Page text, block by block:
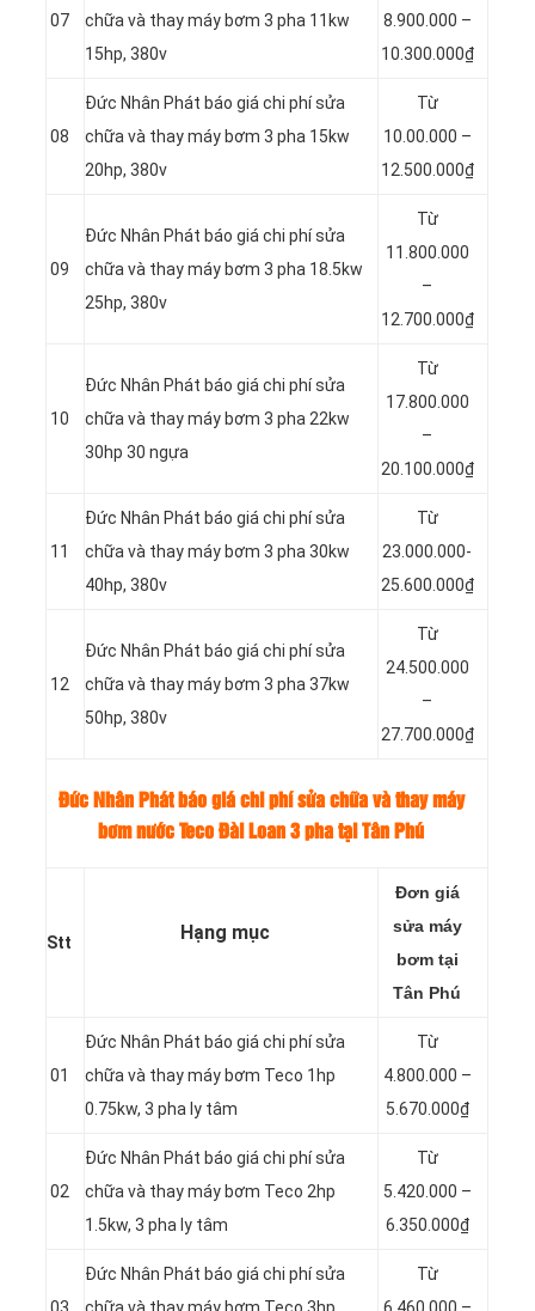
07
chữa và thay máy bơm 3 pha 11kw
15hp, 380v
8.900.000 –
10.300.000₫
08
Đức Nhân Phát báo giá chi phí sửa
chữa và thay máy bơm 3 pha 15kw
20hp, 380v
Từ
10.00.000 –
12.500.000₫
09
Đức Nhân Phát báo giá chi phí sửa
chữa và thay máy bơm 3 pha 18.5kw
25hp, 380v
Từ
11.800.000
–
12.700.000₫
10
Đức Nhân Phát báo giá chi phí sửa
chữa và thay máy bơm 3 pha 22kw
30hp 30 ngựa
Từ
17.800.000
–
20.100.000₫
11
Đức Nhân Phát báo giá chi phí sửa
chữa và thay máy bơm 3 pha 30kw
40hp, 380v
Từ
23.000.000-
25.600.000₫
12
Đức Nhân Phát báo giá chi phí sửa
chữa và thay máy bơm 3 pha 37kw
50hp, 380v
Từ
24.500.000
–
27.700.000₫
Đức Nhân Phát báo giá chi phí sửa chữa và thay máy
bơm nước Teco Đài Loan 3 pha tại Tân Phú
Stt Hạng mục
Đơn giá
sửa máy
bơm tại
Tân Phú
01
Đức Nhân Phát báo giá chi phí sửa
chữa và thay máy bơm Teco 1hp
0.75kw, 3 pha ly tâm
Từ
4.800.000 –
5.670.000₫
02
Đức Nhân Phát báo giá chi phí sửa
chữa và thay máy bơm Teco 2hp
1.5kw, 3 pha ly tâm
Từ
5.420.000 –
6.350.000₫
03
Đức Nhân Phát báo giá chi phí sửa
chữa và thay máy bơm Teco 3hp
Từ
6.460.000 –